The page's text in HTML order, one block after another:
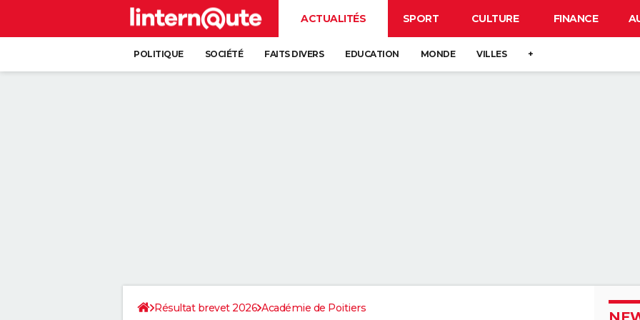
ACTUALITÉS SPORT CULTURE FINANCE
POLITIQUE SOCIÉTÉ FAITS DIVERS EDUCATION MONDE VILLES +
Résultat brevet 2026 Académie de Poitiers